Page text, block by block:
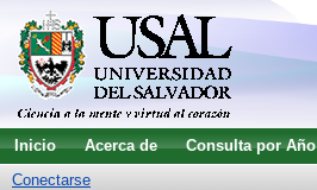
Inicio Acerca de Consulta por Año
Conectarse